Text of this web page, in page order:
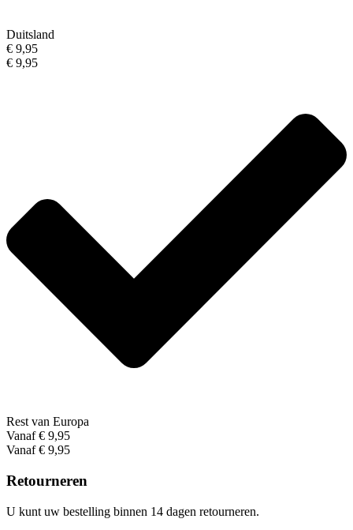
Duitsland
€ 9,95
€ 9,95
Rest van Europa
Vanaf € 9,95
Vanaf € 9,95
Retourneren
U kunt uw bestelling binnen 14 dagen retourneren.